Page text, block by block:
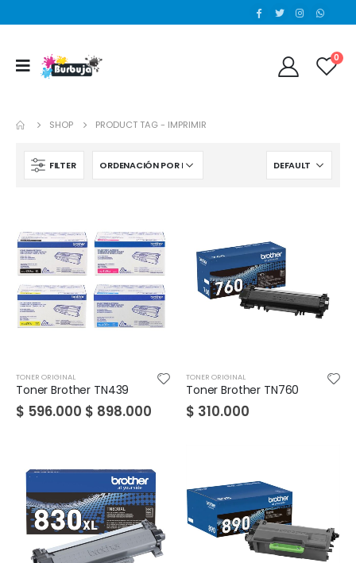
0
SHOP PRODUCT TAG - IMPRIMIR
FILTER
TONER ORIGINAL
Toner Brother TN439
$ 596.000 $ 898.000
TONER ORIGINAL
Toner Brother TN760
$ 310.000